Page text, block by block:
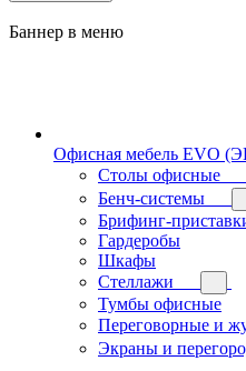
Баннер в меню
Офисная мебель EVO
Cтолы офисные
Бенч-системы
Брифинг-
Гардеробы
Шкафы
Стеллажи
Тумбы офисные
Переговорные и
Экраны и